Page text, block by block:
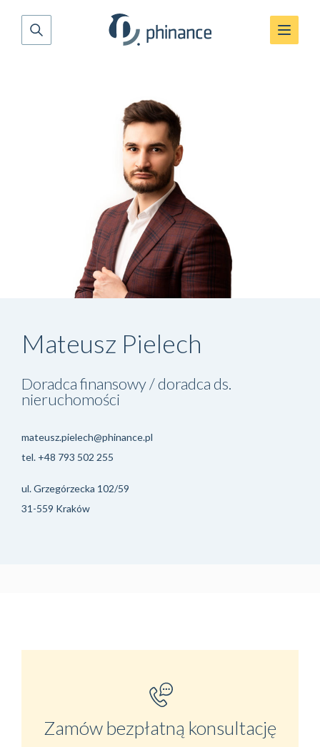
Mateusz Pielech
Doradca finansowy / doradca ds.
nieruchomości
mateusz.pielech@phinance.pl
tel. +48 793 502 255
ul. Grzegórzecka 102/59
31-559 Kraków
Zamów bezpłatną konsultację